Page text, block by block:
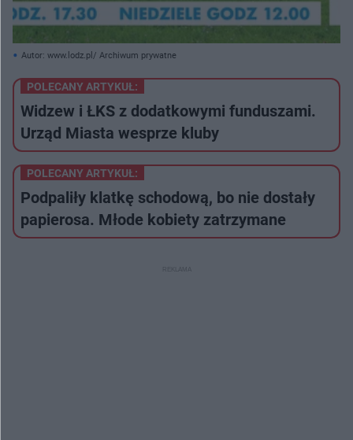
Autor: www.lodz.pl/ Archiwum prywatne
POLECANY ARTYKUŁ:
Widzew i ŁKS z dodatkowymi funduszami.
Urząd Miasta wesprze kluby
POLECANY ARTYKUŁ:
Podpaliły klatkę schodową, bo nie dostały
papierosa. Młode kobiety zatrzymane